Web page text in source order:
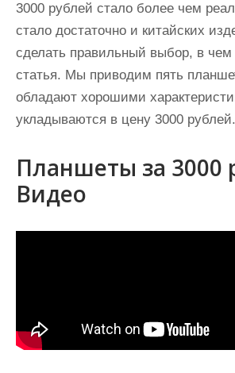
3000 рублей стало более чем
стало достаточно и китайских
сделать правильный выбор, в
статья. Мы приводим пять
обладают хорошими
укладываются в цену 3000 рублей.
Планшеты за 3000
Видео